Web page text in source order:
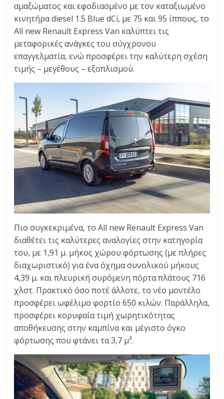
αμαξώματος και εφοδιασμένο με τον καταξιωμένο
κινητήρα diesel 1.5 Blue dCi, με 75 και 95 ίππους, το
All new Renault Express Van καλύπτει τις
μεταφορικές ανάγκες του σύγχρονου
επαγγελματία, ενώ προσφέρει την καλύτερη σχέση
τιμής – μεγέθους – εξοπλισμού.
Πιο συγκεκριμένα, το All new Renault Express Van
διαθέτει τις καλύτερες αναλογίες στην κατηγορία
του, με 1,91 μ. μήκος χώρου φόρτωσης (με πλήρες
διαχωριστικό) για ένα όχημα συνολικού μήκους
4,39 μ. και πλευρική συρόμενη πόρτα πλάτους 716
χλστ. Πρακτικό όσο ποτέ άλλοτε, το νέο μοντέλο
προσφέρει ωφέλιμο φορτίο 650 κιλών. Παράλληλα,
προσφέρει κορυφαία τιμή χωρητικότητας
αποθήκευσης στην καμπίνα και μέγιστο όγκο
φόρτωσης που φτάνει τα 3,7 μ³.